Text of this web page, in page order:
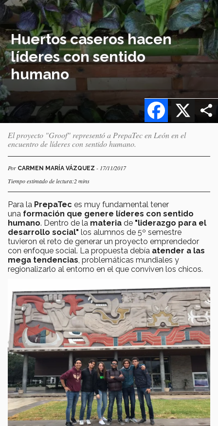
Huertos caseros hacen
líderes con sentido
humano
X
Facebook
El proyecto "Groof" representó a PrepaTec en León en el
encuentro de líderes con sentido humano.
Por CARMEN MARÍA VÁZQUEZ - 17/11/2017
Tiempo estimado de lectura:2 mins
Para la PrepaTec es muy fundamental tener
una formación que genere líderes con sentido
humano. Dentro de la materia de "liderazgo para el
desarrollo social" los alumnos de 5º semestre
tuvieron el reto de generar un proyecto emprendedor
con enfoque social. La propuesta debía atender a las
mega tendencias , problemáticas mundiales y
regionalizarlo al entorno en el que conviven los chicos.